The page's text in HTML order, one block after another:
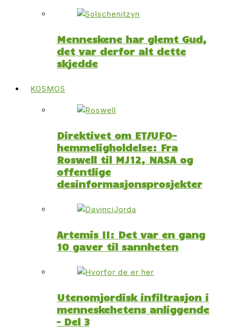
Menneskene har glemt Gud,
det var derfor alt dette
skjedde
KOSMOS
Direktivet om ET/UFO-
hemmeligholdelse: Fra
Roswell til MJ12, NASA og
offentlige
desinformasjonsprosjekter
Artemis II: Det var en gang
10 gaver til sannheten
Utenomjordisk infiltrasjon i
menneskehetens anliggende
– Del 3